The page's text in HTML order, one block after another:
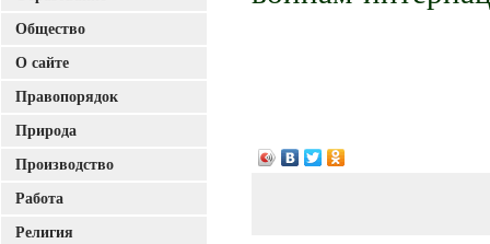
Общество
О сайте
Правопорядок
Природа
Производство
Работа
Религия